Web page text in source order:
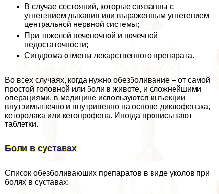
В случае состояний, которые связанны с
угнетением дыхания или выраженным угнетением
центральной нервной системы;
При тяжелой печеночной и почечной
недостаточности;
Синдрома отмены лекарственного препарата.
Во всех случаях, когда нужно обезболивание – от самой
простой головной или боли в животе, и сложнейшими
операциями, в медицине используются инъекции
внутримышечно и внутривенно на основе диклофенака,
кеторолака или кетопрофена. Иногда прописывают
таблетки.
Боли в суставах
Список обезболивающих препаратов в виде уколов при
болях в суставах: